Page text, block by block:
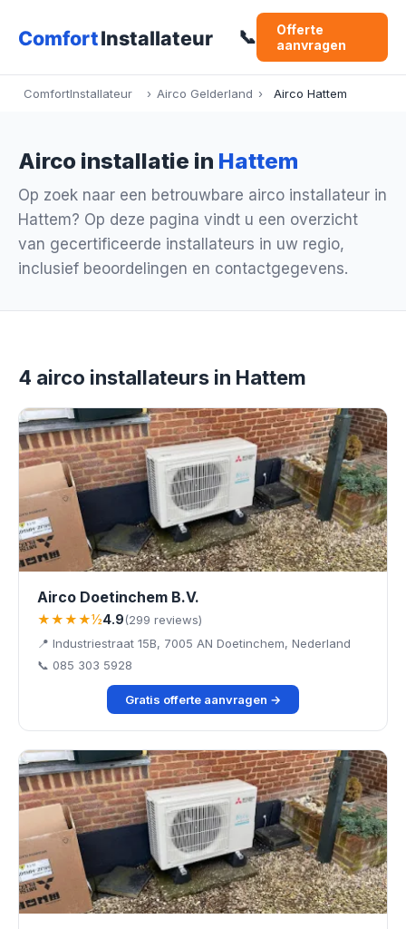
📞
Offerte
aanvragen
ComfortInstallateur › Airco Gelderland › Airco Hattem
Airco installatie in Hattem
Op zoek naar een betrouwbare airco installateur in
Hattem? Op deze pagina vindt u een overzicht
van gecertificeerde installateurs in uw regio,
inclusief beoordelingen en contactgegevens.
4 airco installateurs in Hattem
Airco Doetinchem B.V.
★★★★½4.9(299 reviews)
📍 Industriestraat 15B, 7005 AN Doetinchem, Nederland
📞 085 303 5928
Gratis offerte aanvragen →